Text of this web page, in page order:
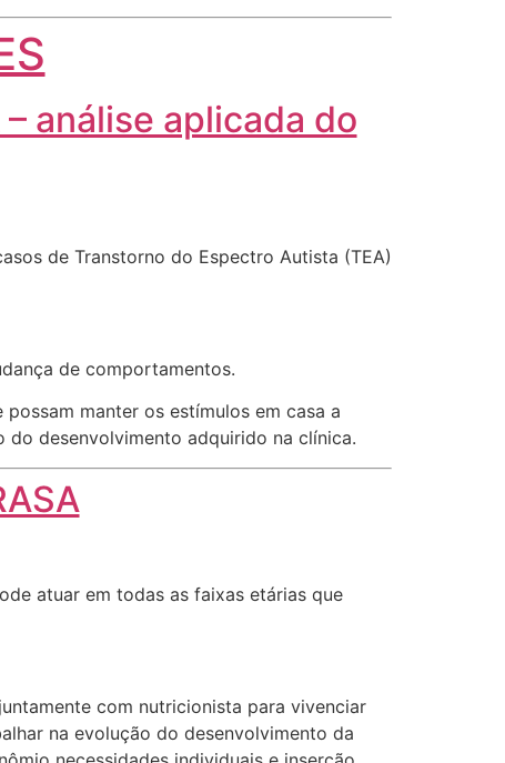
– análise aplicada do
de Transtorno do Espectro Autista (TEA)
de comportamentos.
manter os estímulos em casa a
desenvolvimento adquirido na clínica.
atuar em todas as faixas etárias que
com nutricionista para vivenciar
na evolução do desenvolvimento da